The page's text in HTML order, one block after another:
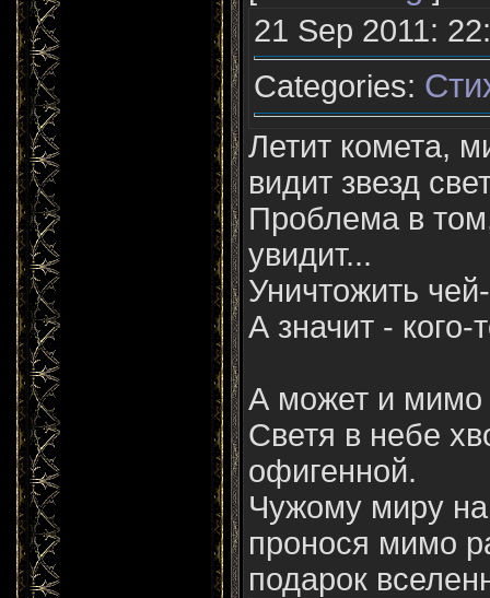
21 Sep 2011:
Categories:
Летит комета,
видит звезд
Проблема в
увидит...
Уничтожить
А значит - кого-
А может и мимо
Светя в небе
офигенной.
Чужому миру
пронося мимо
подарок